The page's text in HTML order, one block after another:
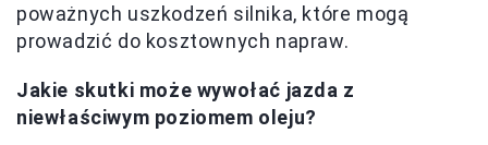
poważnych uszkodzeń silnika, które mogą
prowadzić do kosztownych napraw.
Jakie skutki może wywołać jazda z
niewłaściwym poziomem oleju?